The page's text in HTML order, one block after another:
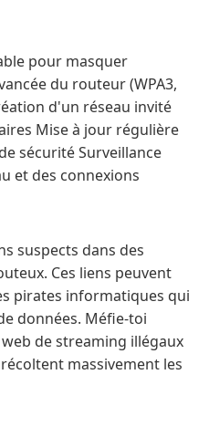
pour masquer
du routeur (WPA3,
d'un réseau invité
Mise à jour régulière
sécurité Surveillance
et des connexions
suspects dans des
Ces liens peuvent
pirates informatiques qui
données. Méfie-toi
de streaming illégaux
massivement les